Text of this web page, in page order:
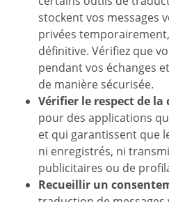
stockent vos messages
privées
définitive. Vérifiez que
pendant vos échanges
de manière sécurisée.
Vérifier le respect de
pour des applications
et qui garantissent que
ni enregistrés, ni
publicitaires ou de
Recueillir un